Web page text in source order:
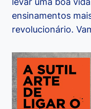
ensinamentos
revolucionário.